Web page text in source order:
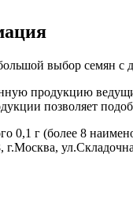
выбор семян с
продукцию
позволяет
0,1 г (более 8
г.Москва,